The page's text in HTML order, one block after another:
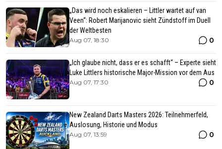
„Das wird noch eskalieren – Littler wartet auf van
Veen“: Robert Marijanovic sieht Zündstoff im Duell
der Weltbesten
Aug 07, 18:30 0
„Ich glaube nicht, dass er es schafft“ – Experte sieht
Luke Littlers historische Major-Mission vor dem Aus
Aug 07, 17:30 0
New Zealand Darts Masters 2026: Teilnehmerfeld,
Auslosung, Historie und Modus
Aug 07, 13:59 0